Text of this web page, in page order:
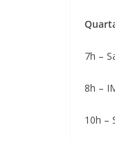
7h –
8h –
10h –